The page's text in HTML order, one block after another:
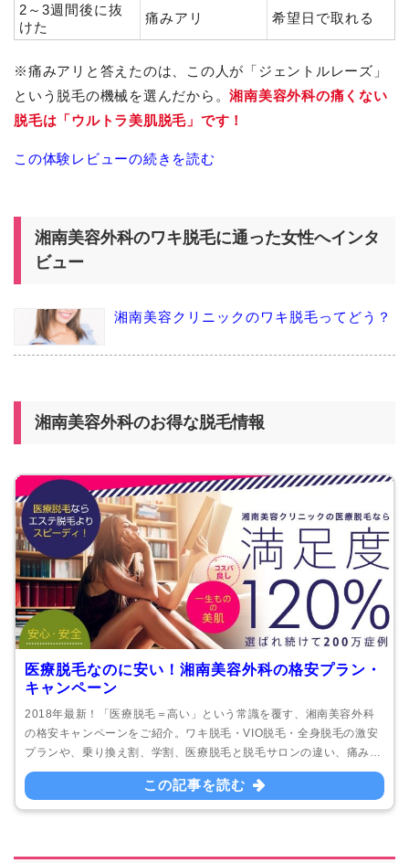
2～3週間後に抜
けた
痛みアリ 希望日で取れる
※痛みアリと答えたのは、この人が「ジェントルレーズ」
という脱毛の機械を選んだから。湘南美容外科の痛くない
脱毛は「ウルトラ美肌脱毛」です！
この体験レビューの続きを読む
湘南美容外科のワキ脱毛に通った女性へインタ
ビュー
湘南美容クリニックのワキ脱毛ってどう？
湘南美容外科のお得な脱毛情報
医療脱毛なのに安い！湘南美容外科の格安プラン・
キャンペーン
2018年最新！「医療脱毛＝高い」という常識を覆す、湘南美容外科
の格安キャンペーンをご紹介。ワキ脱毛・VIO脱毛・全身脱毛の激安
プランや、乗り換え割、学割、医療脱毛と脱毛サロンの違い、痛み、
剃り残しの対応、勧誘、健康保険の適用など、あらゆる情報を掲載。
この記事を読む